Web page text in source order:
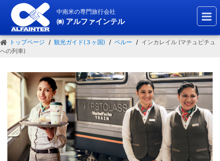
中南米の専門旅行会社
㈱ アルファインテル
トップページ 観光ガイド(３ヶ国) ペルー
インカレイル (マチュピチュ
への列車)